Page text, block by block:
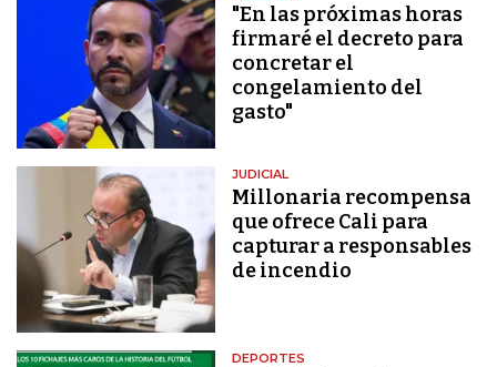
"En las próximas horas
firmaré el decreto para
concretar el
congelamiento del
gasto"
JUDICIAL
Millonaria recompensa
que ofrece Cali para
capturar a responsables
de incendio
DEPORTES